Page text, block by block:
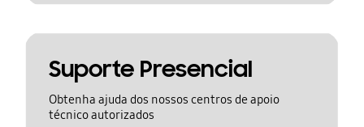
Suporte Presencial
Obtenha ajuda dos nossos centros de apoio
técnico autorizados